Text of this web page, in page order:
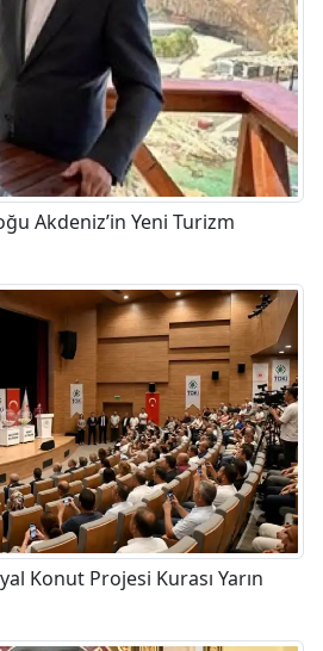
Akdeniz’in Yeni Turizm
Konut Projesi Kurası Yarın